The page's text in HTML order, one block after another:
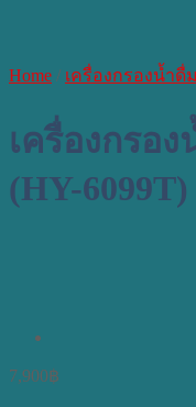
Home / เครื่องกรองน้ำดื่ม
เครื่องกรอง
(HY-6099T)
7,900฿